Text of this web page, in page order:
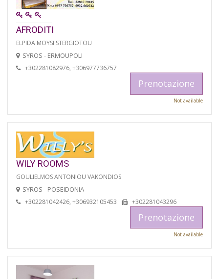
AFRODITI
ELPIDA MOYSI STERGIOTOU
SYROS - ERMOUPOLI
+302281082976, +306977736757
Prenotazione
Not available
WILY ROOMS
GOULIELMOS ANTONIOU VAKONDIOS
SYROS - POSEIDONIA
+302281042426, +306932105453 +302281043296
Prenotazione
Not available